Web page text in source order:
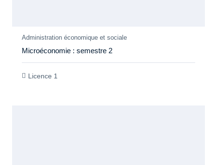
Administration économique et sociale
Microéconomie : semestre 2
Licence 1